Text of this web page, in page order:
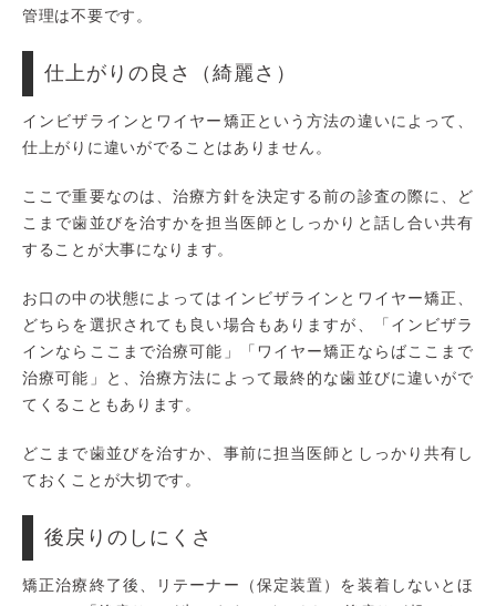
管理は不要です。
仕上がりの良さ（綺麗さ）
インビザラインとワイヤー矯正という方法の違いによって、
仕上がりに違いがでることはありません。
ここで重要なのは、治療方針を決定する前の診査の際に、ど
こまで歯並びを治すかを担当医師としっかりと話し合い共有
することが大事になります。
お口の中の状態によってはインビザラインとワイヤー矯正、
どちらを選択されても良い場合もありますが、「インビザラ
インならここまで治療可能」「ワイヤー矯正ならばここまで
治療可能」と、治療方法によって最終的な歯並びに違いがで
てくることもあります。
どこまで歯並びを治すか、事前に担当医師としっかり共有し
ておくことが大切です。
後戻りのしにくさ
矯正治療終了後、リテーナー（保定装置）を装着しないとほ